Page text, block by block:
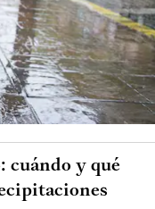
cuándo y qué